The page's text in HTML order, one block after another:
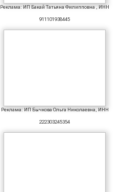
Реклама: ИП Бакай Татьяна Филипповна , ИНН
911101938445
Реклама: ИП Бычкова Ольга Николаевна, ИНН
222303245354